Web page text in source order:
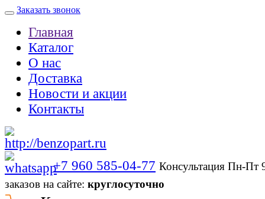
Заказать звонок
Главная
Каталог
О нас
Доставка
Новости и акции
Контакты
+7 960 585-04-77 Консультация Пн-
заказов на сайте: круглосуточно